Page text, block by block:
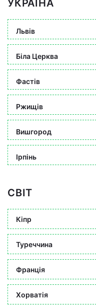
УКРАЇНА
Львів
Біла Церква
Фастів
Ржищів
Вишгород
Ірпінь
СВІТ
Кіпр
Туреччина
Франція
Хорватія